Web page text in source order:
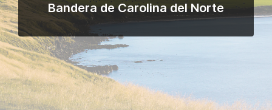
Bandera de Carolina del Norte